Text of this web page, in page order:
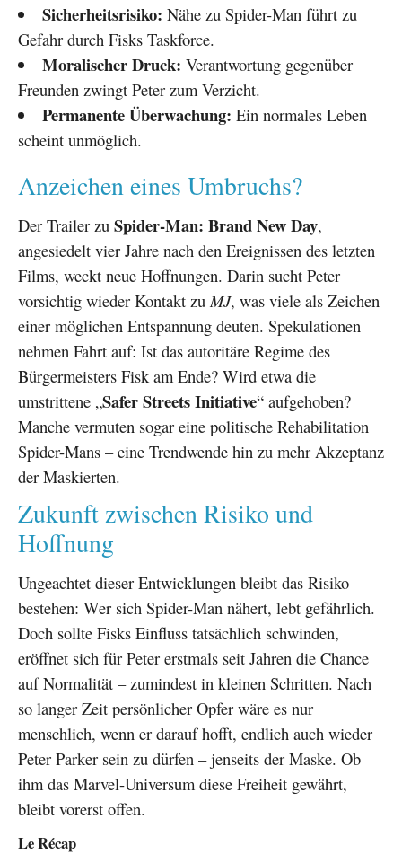
Sicherheitsrisiko: Nähe zu Spider-Man führt zu
Gefahr durch Fisks Taskforce.
Moralischer Druck: Verantwortung gegenüber
Freunden zwingt Peter zum Verzicht.
Permanente Überwachung: Ein normales Leben
scheint unmöglich.
Anzeichen eines Umbruchs?
Der Trailer zu Spider-Man: Brand New Day,
angesiedelt vier Jahre nach den Ereignissen des letzten
Films, weckt neue Hoffnungen. Darin sucht Peter
vorsichtig wieder Kontakt zu MJ, was viele als Zeichen
einer möglichen Entspannung deuten. Spekulationen
nehmen Fahrt auf: Ist das autoritäre Regime des
Bürgermeisters Fisk am Ende? Wird etwa die
umstrittene „Safer Streets Initiative“ aufgehoben?
Manche vermuten sogar eine politische Rehabilitation
Spider-Mans – eine Trendwende hin zu mehr Akzeptanz
der Maskierten.
Zukunft zwischen Risiko und
Hoffnung
Ungeachtet dieser Entwicklungen bleibt das Risiko
bestehen: Wer sich Spider-Man nähert, lebt gefährlich.
Doch sollte Fisks Einfluss tatsächlich schwinden,
eröffnet sich für Peter erstmals seit Jahren die Chance
auf Normalität – zumindest in kleinen Schritten. Nach
so langer Zeit persönlicher Opfer wäre es nur
menschlich, wenn er darauf hofft, endlich auch wieder
Peter Parker sein zu dürfen – jenseits der Maske. Ob
ihm das Marvel-Universum diese Freiheit gewährt,
bleibt vorerst offen.
Le Récap